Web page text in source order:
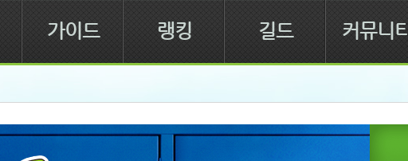
가이드 랭킹 길드 커뮤니티